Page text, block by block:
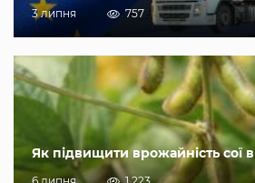
3 липня 757
Як підвищити врожайність сої в